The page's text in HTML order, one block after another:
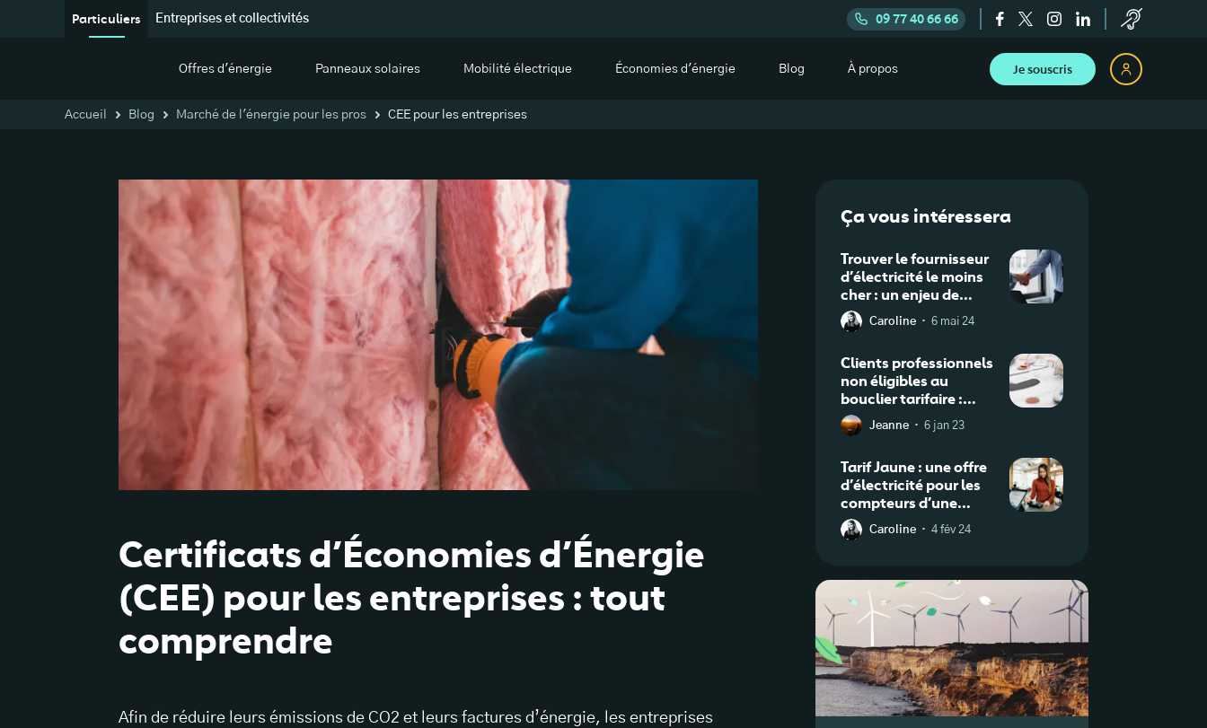
Particuliers Entreprises et collectivités 09 77 40 66 66
Offres d'énergie Panneaux solaires Mobilité électrique Économies d'énergie Blog À propos Je souscris
Accueil Blog Marché de l'énergie pour les pros CEE pour les entreprises
Certificats d’Économies d’Énergie
(CEE) pour les entreprises : tout
comprendre
Afin de réduire leurs émissions de CO2 et leurs factures d’énergie, les entreprises
Ça vous intéressera
Trouver le fournisseur
d’électricité le moins
cher : un enjeu de
compétitivité pour les
entreprises
Caroline · 6 mai 24
Clients professionnels
non éligibles au
bouclier tarifaire :
réduisez vos factures
grâce à l’amortisseur
Jeanne · 6 jan 23
Tarif Jaune : une offre
d’électricité pour les
compteurs d’une
puissance supérieure à
36 kVA ?
Caroline · 4 fév 24